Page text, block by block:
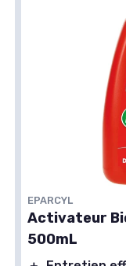
EPARCYL
Activateur
500mL